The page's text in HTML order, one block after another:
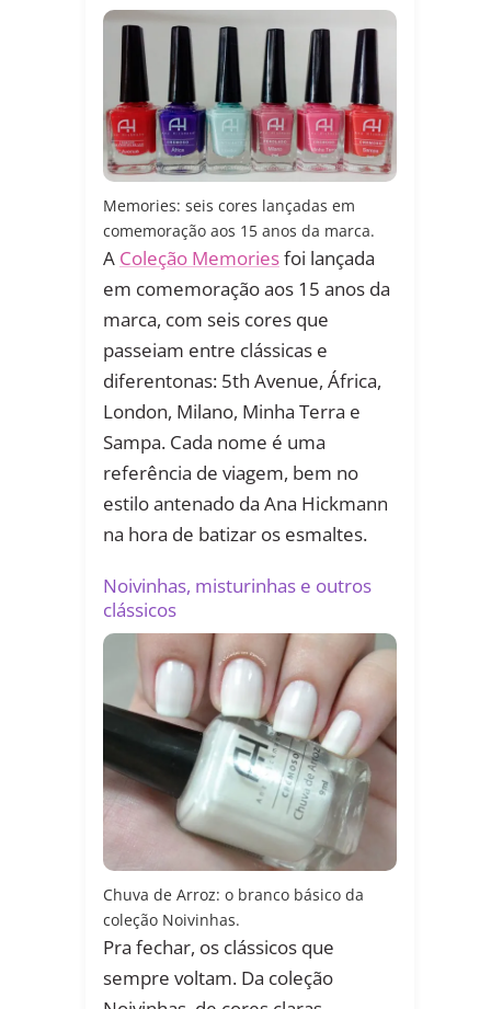
Memories: seis cores lançadas em
comemoração aos 15 anos da marca.
A Coleção Memoriesfoi lançada
em comemoração aos 15 anos da
marca, com seis cores que
passeiam entre clássicas e
diferentonas: 5th Avenue, África,
London, Milano, Minha Terra e
Sampa. Cada nome é uma
referência de viagem, bem no
estilo antenado da Ana Hickmann
na hora de batizar os esmaltes.
Noivinhas, misturinhas e outros
clássicos
Chuva de Arroz: o branco básico da
coleção Noivinhas.
Pra fechar, os clássicos que
sempre voltam. Da coleção